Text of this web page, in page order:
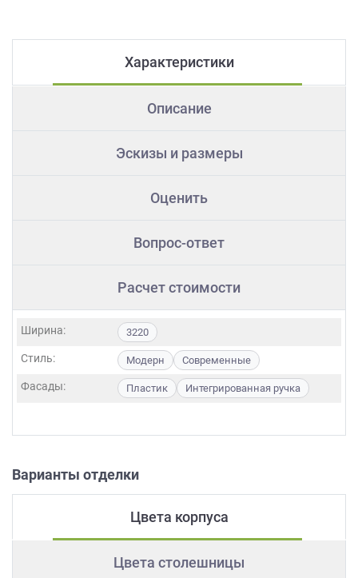
Характеристики
Описание
Эскизы и размеры
Оценить
Вопрос-ответ
Расчет стоимости
Ширина: 3220
Стиль: Модерн Современные
Фасады: Пластик Интегрированная ручка
Варианты отделки
Цвета корпуса
Цвета столешницы